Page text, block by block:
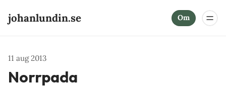
johanlundin.se Om
11 aug 2013
Norrpada